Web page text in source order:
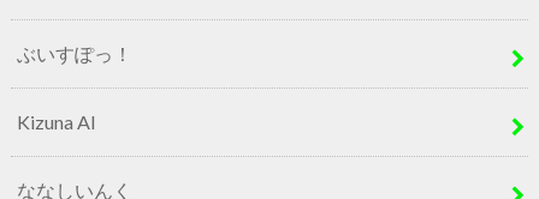
ぶいすぽっ！
Kizuna AI
ななしいんく